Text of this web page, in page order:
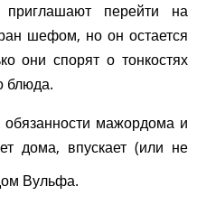
приглашают перейти на
шефом, но он остается
они спорят о тонкостях
блюда.
мажордома и
дома, впускает (или не
Вульфа.